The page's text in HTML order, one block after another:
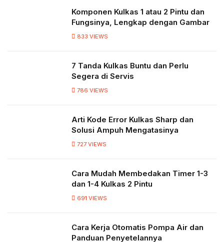
Komponen Kulkas 1 atau 2 Pintu dan
Fungsinya, Lengkap dengan Gambar
833 VIEWS
7 Tanda Kulkas Buntu dan Perlu
Segera di Servis
786 VIEWS
Arti Kode Error Kulkas Sharp dan
Solusi Ampuh Mengatasinya
727 VIEWS
Cara Mudah Membedakan Timer 1-3
dan 1-4 Kulkas 2 Pintu
691 VIEWS
Cara Kerja Otomatis Pompa Air dan
Panduan Penyetelannya